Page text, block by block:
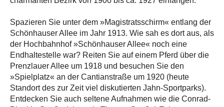
Spazieren Sie unter dem »Magistratsschirm« entlang der
Schönhauser Allee im Jahr 1913. Wie sah es dort aus, als
der Hochbahnhof »Schönhauser Allee« noch eine
Endhaltestelle war? Reiten Sie auf einem Pferd über die
Prenzlauer Allee um 1918 und besuchen Sie den
»Spielplatz« an der Cantianstraße um 1920 (heute
Standort des zur Zeit viel diskutierten Jahn-Sportparks).
Entdecken Sie auch seltene Aufnahmen wie die Conrad-